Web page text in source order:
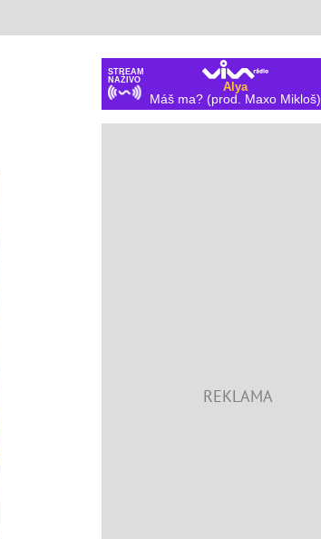
STREAM
NAŽIVO
Alya
Máš ma? (prod. Maxo Mikloš)